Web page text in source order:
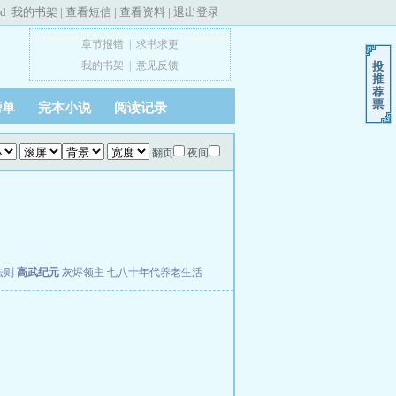
我的书架 | 查看短信 | 查看资料 | 退出登录
章节报错
求书求更
我的书架
意见反馈
完本小说 阅读记录
翻页 夜间
高武纪元 灰烬领主 七八十年代养老生活